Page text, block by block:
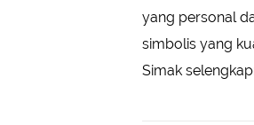
yang personal
simbolis yang
Simak